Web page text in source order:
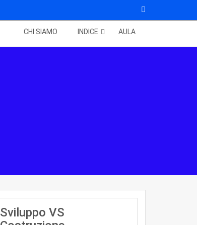
CHI SIAMO INDICE AULA
Sviluppo VS